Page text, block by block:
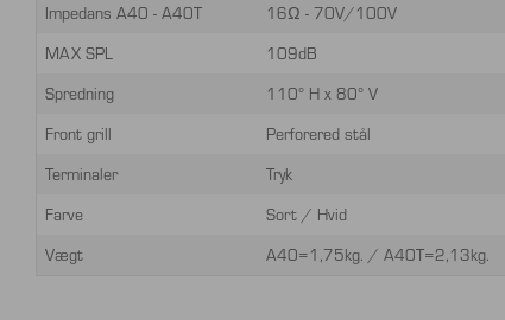
Impedans A40 - A40T
16Ω - 70V/100V
MAX SPL
109dB
Spredning
110° H x 80° V
Front grill
Perforered stål
Terminaler
Tryk
Farve
Sort / Hvid
Vægt
A40=1,75kg. / A40T=2,13kg.